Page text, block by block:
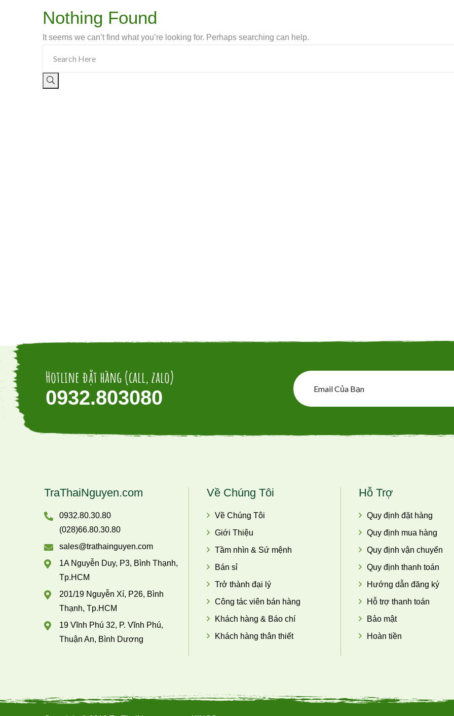
Nothing Found
It seems we can’t find what you’re looking for. Perhaps searching can help.
Hotline đặt hàng (call, zalo)
0932.803080
TraThaiNguyen.com
0932.80.30.80
(028)66.80.30.80
sales@trathainguyen.com
1A Nguyễn Duy, P3, Bình Thạnh,
Tp.HCM
201/19 Nguyễn Xí, P26, Bình
Thạnh, Tp.HCM
19 Vĩnh Phú 32, P. Vĩnh Phú,
Thuận An, Bình Dương
Về Chúng Tôi
Về Chúng Tôi
Giới Thiệu
Tầm nhìn & Sứ mệnh
Bán sỉ
Trở thành đại lý
Công tác viên bán hàng
Khách hàng & Báo chí
Khách hàng thân thiết
Hỗ Trợ
Quy định đặt hàng
Quy định mua hàng
Quy định vận chuyển
Quy định thanh toán
Hướng dẫn đăng ký
Hỗ trợ thanh toán
Bảo mật
Hoàn tiền